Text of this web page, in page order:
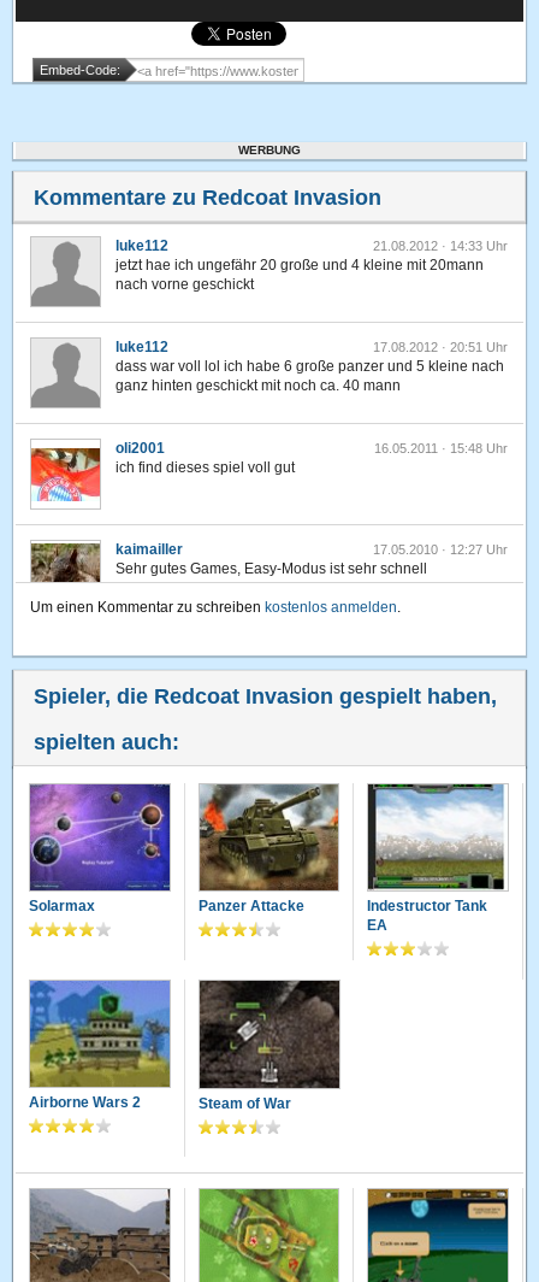
Embed-Code:
WERBUNG
Kommentare zu Redcoat Invasion
luke112 21.08.2012 · 14:33 Uhr
jetzt hae ich ungefähr 20 große und 4 kleine mit 20mann
nach vorne geschickt
luke112 17.08.2012 · 20:51 Uhr
dass war voll lol ich habe 6 große panzer und 5 kleine nach
ganz hinten geschickt mit noch ca. 40 mann
oli2001 16.05.2011 · 15:48 Uhr
ich find dieses spiel voll gut
kaimailler 17.05.2010 · 12:27 Uhr
Sehr gutes Games, Easy-Modus ist sehr schnell
durchgespielt, bin gespannt auf die anderen...
Um einen Kommentar zu schreiben kostenlos anmelden.
Spieler, die Redcoat Invasion gespielt haben,
spielten auch:
Solarmax Panzer Attacke
Indestructor Tank
EA
Airborne Wars 2 Steam of War